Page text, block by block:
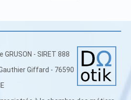
GRUSON - SIRET 888
Giffard - 76590